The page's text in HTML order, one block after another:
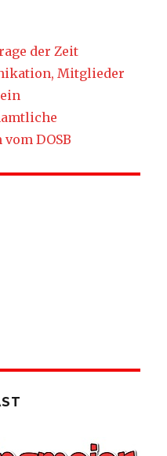
der Zeit
Mitglieder
DOSB